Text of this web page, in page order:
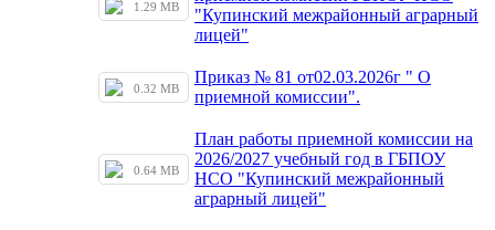
1.29 MB
"Купинский межрайонный аграрный
лицей"
0.32 MB
Приказ № 81 от02.03.2026г " О
приемной комиссии".
0.64 MB
План работы приемной комиссии на
2026/2027 учебный год в ГБПОУ
НСО "Купинский межрайонный
аграрный лицей"